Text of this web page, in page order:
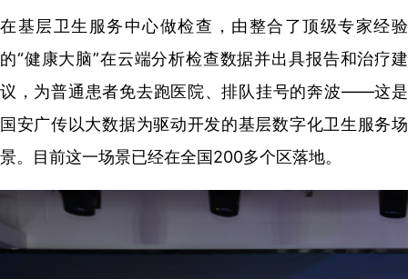
在基层卫生服务中心做检查，由整合了顶级专家经验
的“健康大脑”在云端分析检查数据并出具报告和治疗建
议，为普通患者免去跑医院、排队挂号的奔波——这是
国安广传以大数据为驱动开发的基层数字化卫生服务场
景。目前这一场景已经在全国200多个区落地。